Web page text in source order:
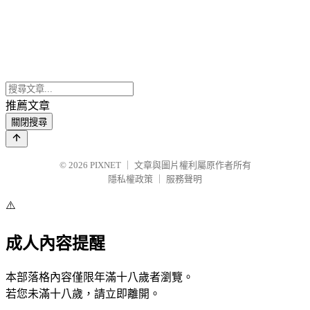
推薦文章
關閉搜尋
© 2026 PIXNET
文章與圖片權利屬原作者所有
隱私權政策
服務聲明
⚠️
成人內容提醒
本部落格內容僅限年滿十八歲者瀏覽。
若您未滿十八歲，請立即離開。